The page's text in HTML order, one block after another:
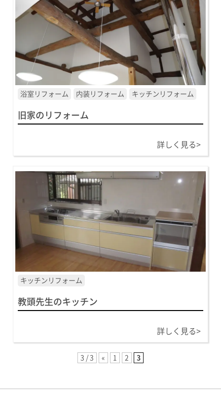
浴室リフォーム 内装リフォーム キッチンリフォーム
旧家のリフォーム
詳しく見る>
キッチンリフォーム
教頭先生のキッチン
詳しく見る>
3 / 3 « 1 2 3